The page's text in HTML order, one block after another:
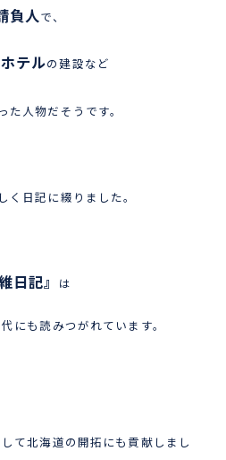
負人で、
テルの建設など
た人物だそうです。
く日記に綴りました。
日記』 は
にも読みつがれています。
て北海道の開拓にも貢献しまし